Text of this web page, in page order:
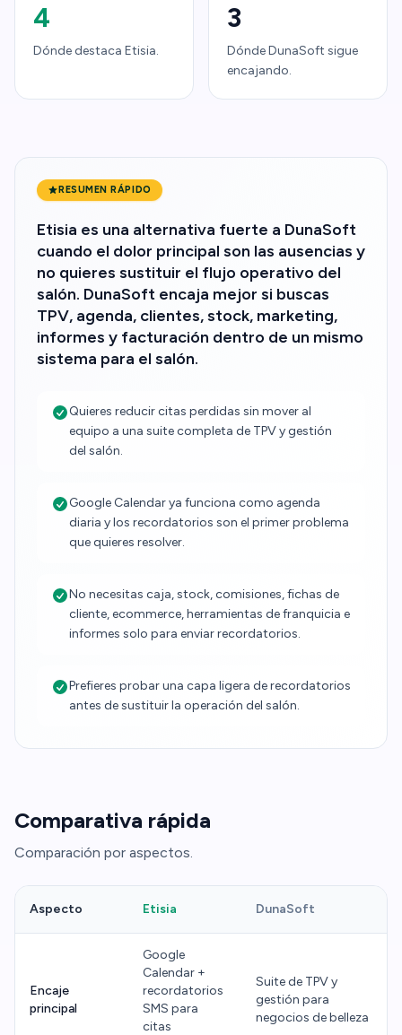
4
Dónde destaca Etisia.
3
Dónde DunaSoft sigue
encajando.
RESUMEN RÁPIDO
Etisia es una alternativa fuerte a DunaSoft
cuando el dolor principal son las ausencias y
no quieres sustituir el flujo operativo del
salón. DunaSoft encaja mejor si buscas
TPV, agenda, clientes, stock, marketing,
informes y facturación dentro de un mismo
sistema para el salón.
Quieres reducir citas perdidas sin mover al
equipo a una suite completa de TPV y gestión
del salón.
Google Calendar ya funciona como agenda
diaria y los recordatorios son el primer problema
que quieres resolver.
No necesitas caja, stock, comisiones, fichas de
cliente, ecommerce, herramientas de franquicia e
informes solo para enviar recordatorios.
Prefieres probar una capa ligera de recordatorios
antes de sustituir la operación del salón.
Comparativa rápida
Comparación por aspectos.
Aspecto Etisia DunaSoft
Encaje
principal
Google
Calendar +
recordatorios
SMS para
citas
Suite de TPV y
gestión para
negocios de belleza